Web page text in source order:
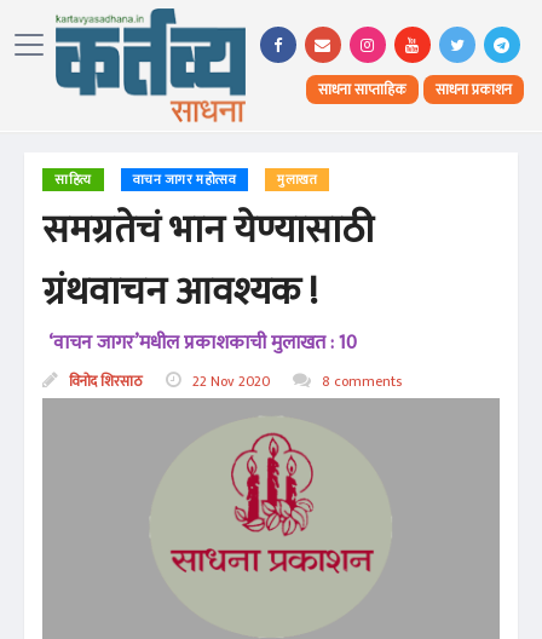
साधना साप्ताहिक साधना प्रकाशन
साहित्य वाचन जागर महोत्सव मुलाखत
समग्रतेचं भान येण्यासाठी
ग्रंथवाचन आवश्यक !
‘वाचन जागर’मधील प्रकाशकाची मुलाखत : 10
विनोद शिरसाठ 22 Nov 2020 8 comments